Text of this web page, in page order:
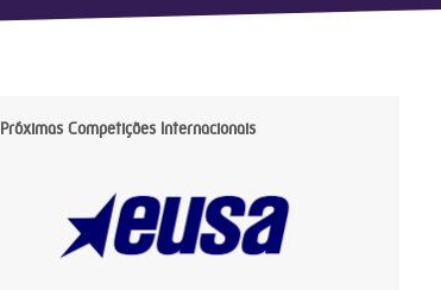
Próximas Competições Internacionais